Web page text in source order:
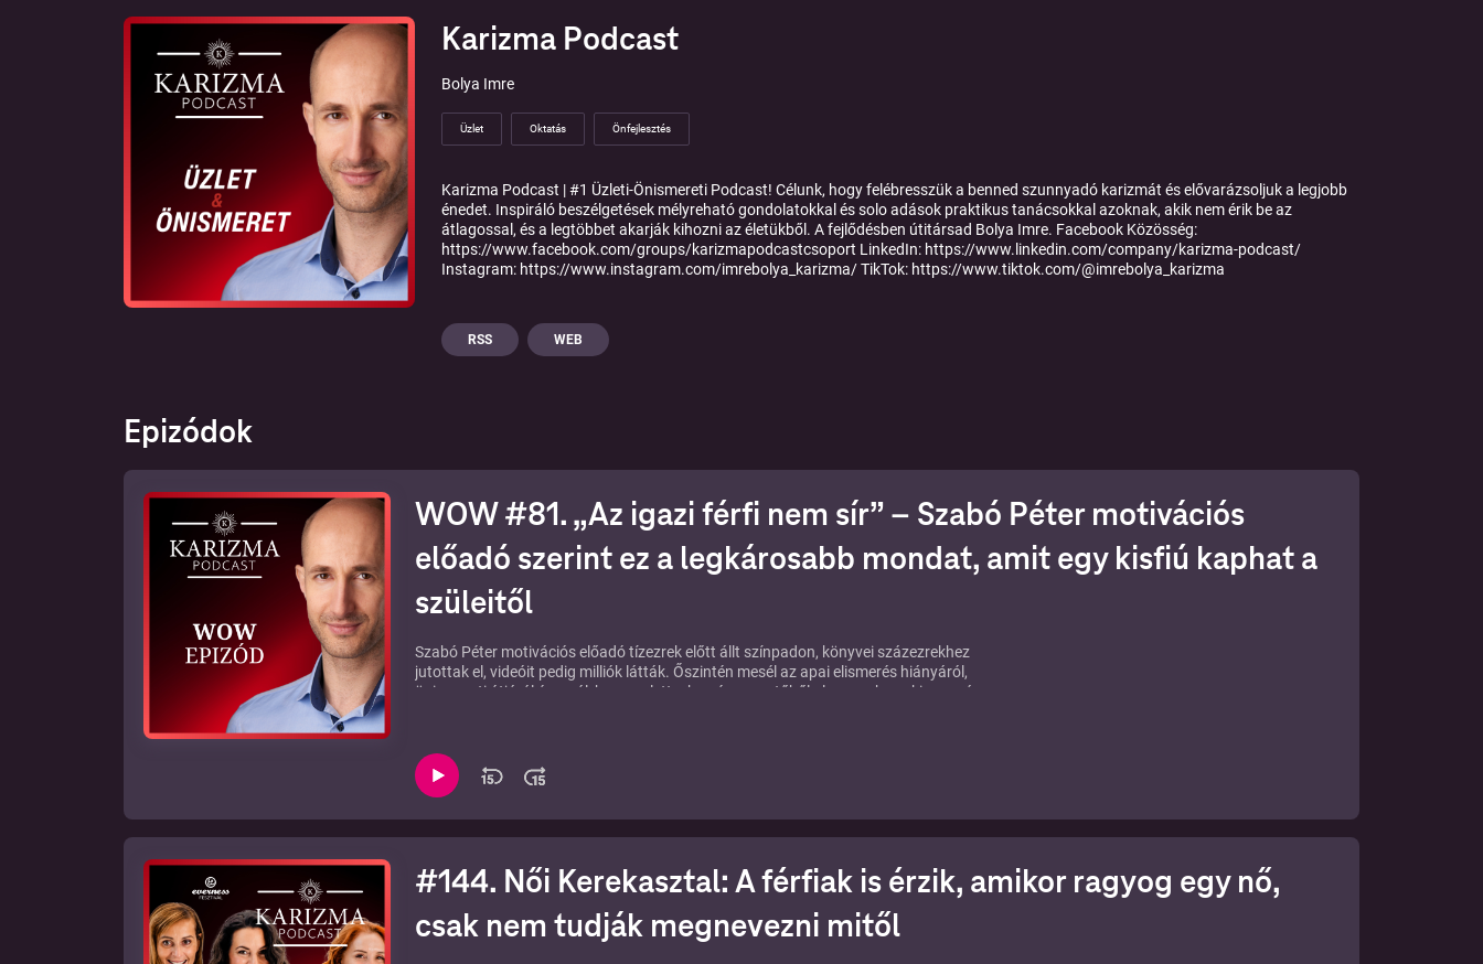
Karizma Podcast
Bolya Imre
Üzlet Oktatás Önfejlesztés
Karizma Podcast | #1 Üzleti-Önismereti Podcast! Célunk, hogy felébresszük a benned szunnyadó karizmát és elővarázsoljuk a legjobb
énedet. Inspiráló beszélgetések mélyreható gondolatokkal és solo adások praktikus tanácsokkal azoknak, akik nem érik be az
átlagossal, és a legtöbbet akarják kihozni az életükből. A fejlődésben útitársad Bolya Imre. Facebook Közösség:
https://www.facebook.com/groups/karizmapodcastcsoport LinkedIn: https://www.linkedin.com/company/karizma-podcast/
Instagram: https://www.instagram.com/imrebolya_karizma/ TikTok: https://www.tiktok.com/@imrebolya_karizma
RSS WEB
Epizódok
WOW #81. „Az igazi férfi nem sír” – Szabó Péter motivációs
előadó szerint ez a legkárosabb mondat, amit egy kisfiú kaphat a
szüleitől
Szabó Péter motivációs előadó tízezrek előtt állt színpadon, könyvei százezrekhez
jutottak el, videóit pedig milliók látták. Őszintén mesél az apai elismerés hiányáról,
önismereti útjáról és arról, hogyan lett a kemény vezetőből olyan ember, aki ma már az
#144. Női Kerekasztal: A férfiak is érzik, amikor ragyog egy nő,
csak nem tudják megnevezni mitől